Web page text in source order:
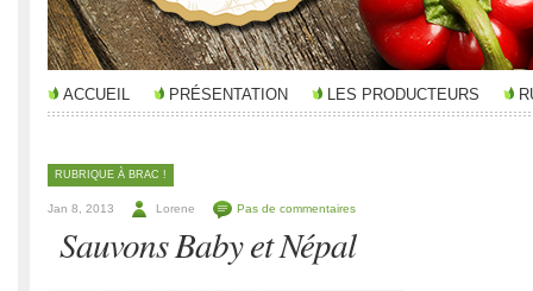
ACCUEIL PRÉSENTATION LES PRODUCTEURS
RUBRIQUE À BRAC !
Jan 8, 2013 Lorene Pas de commentaires
Sauvons Baby et Népal